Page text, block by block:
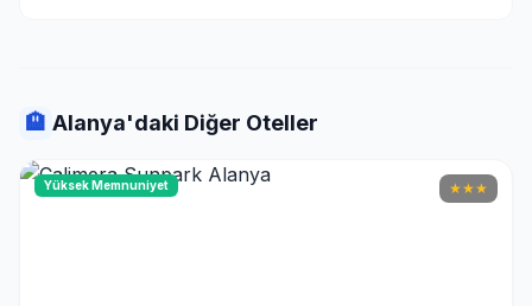
🏨 Alanya'daki Diğer Oteller
Yüksek Memnuniyet ★★★